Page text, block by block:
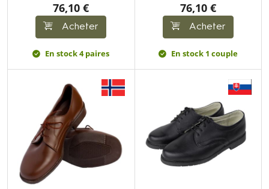
76,10 €
Acheter
En stock 4 paires
76,10 €
Acheter
En stock 1 couple